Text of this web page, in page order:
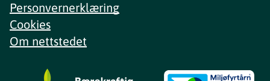
Personvernerklæring
Cookies
Om nettstedet